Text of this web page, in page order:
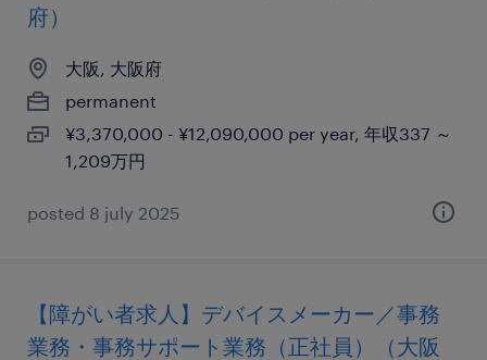
府）
大阪, 大阪府
permanent
¥3,370,000 - ¥12,090,000 per year, 年収337 ～
1,209万円
posted 8 july 2025
【障がい者求人】デバイスメーカー／事務
業務・事務サポート業務（正社員）（大阪